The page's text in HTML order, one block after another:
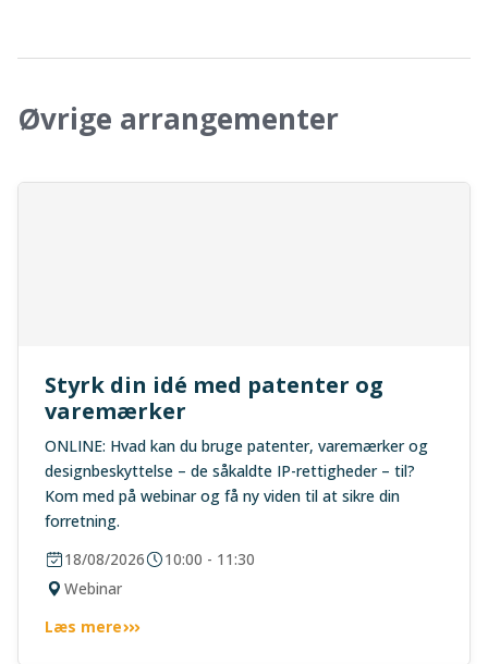
Øvrige arrangementer
Styrk din idé med patenter og
varemærker
ONLINE: Hvad kan du bruge patenter, varemærker og
designbeskyttelse – de såkaldte IP-rettigheder – til?
Kom med på webinar og få ny viden til at sikre din
forretning.
18/08/2026
10:00 - 11:30
Webinar
Læs mere